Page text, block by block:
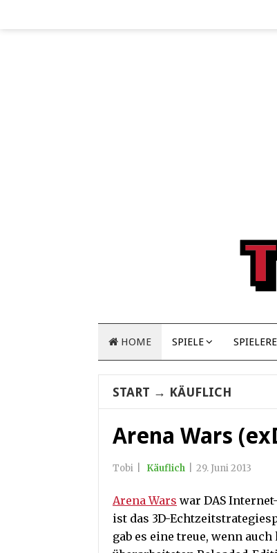
HOME SPIELE
START → KÄUFLICH
Arena Wars
Tobi Käuflich 29. Juni 2013
Arena Wars war DAS
ist das 3D-
gab es eine treue, wenn